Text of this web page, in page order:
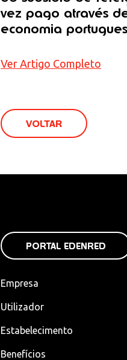
vez pago através
economia
Ver Artigo Completo
VOLTAR
PORTAL EDENRED
Empresa
Utilizador
Estabelecimento
Benefícios